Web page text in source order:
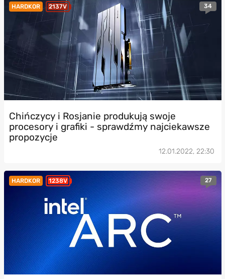
HARDKOR 2137V 34
Chińczycy i Rosjanie produkują swoje
procesory i grafiki - sprawdźmy najciekawsze
propozycje
12.01.2022, 22:30
HARDKOR 1238V 27